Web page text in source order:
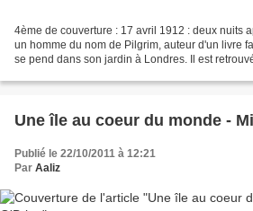
4ème de couverture : 17 avril 1912 : deux nuits
un homme du nom de Pilgrim, auteur d'un livre
se pend dans son jardin à Londres. Il est
Une île au coeur du monde -
Publié le 22/10/2011 à 12:21
Par Aaliz